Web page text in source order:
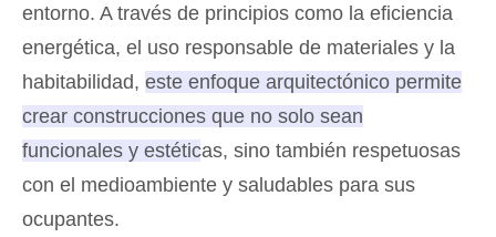
entorno. A través de principios como la eficiencia
energética, el uso responsable de materiales y la
habitabilidad, este enfoque arquitectónico permite
crear construcciones que no solo sean
funcionales y estéticas, sino también respetuosas
con el medioambiente y saludables para sus
ocupantes.